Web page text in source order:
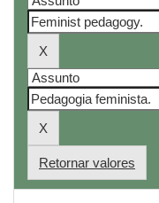
Retornar valores